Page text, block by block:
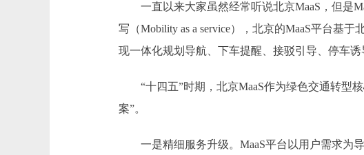
一直以来大家虽然经常听说北京MaaS，但是
写（Mobility as a service），北京的MaaS平台基
现一体化规划导航、下车提醒、接驳引导、停车诱
“十四五”时期，北京MaaS作为绿色交通转型核
案”。
一是精细服务升级。MaaS平台以用户需求为导